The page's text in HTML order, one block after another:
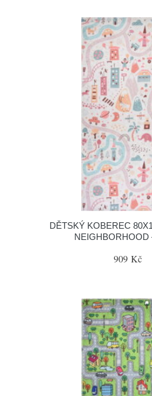
DĚTSKÝ KOBEREC
NEIGHBORHOOD
909 Kč